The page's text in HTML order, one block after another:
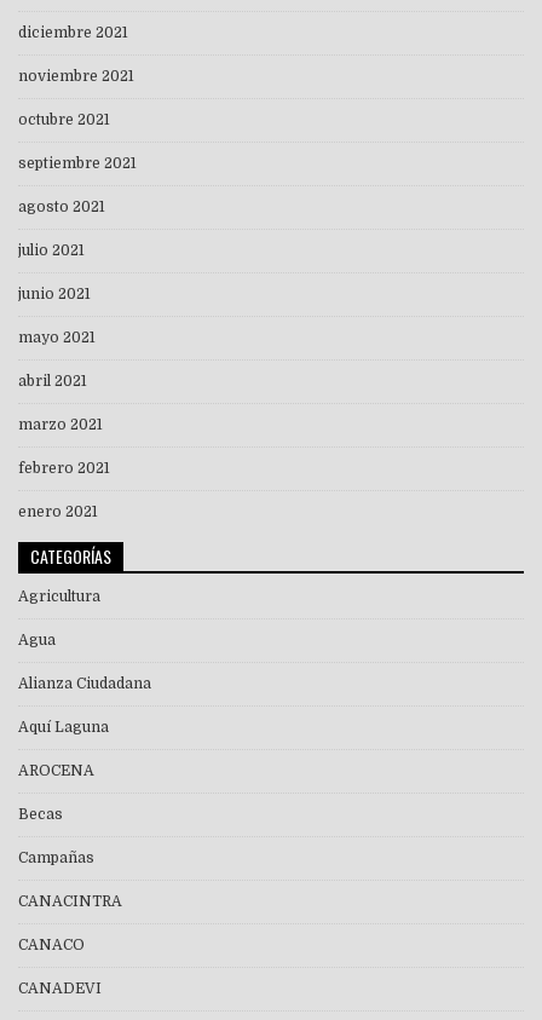
diciembre 2021
noviembre 2021
octubre 2021
septiembre 2021
agosto 2021
julio 2021
junio 2021
mayo 2021
abril 2021
marzo 2021
febrero 2021
enero 2021
CATEGORÍAS
Agricultura
Agua
Alianza Ciudadana
Aquí Laguna
AROCENA
Becas
Campañas
CANACINTRA
CANACO
CANADEVI